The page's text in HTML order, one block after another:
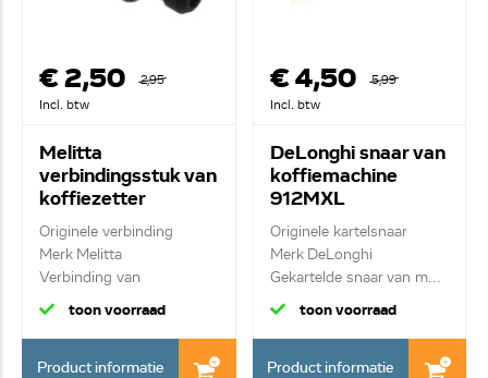
€ 2,50
2,95
Incl. btw
Melitta
verbindingsstuk van
koffiezetter
6617813
Originele verbinding
Merk Melitta
Verbinding van
melkslang...
toon voorraad
Product informatie
€ 4,50
5,99
Incl. btw
DeLonghi snaar van
koffiemachine
912MXL
5332224100
Originele kartelsnaar
Merk DeLonghi
Gekartelde snaar van m...
toon voorraad
Product informatie